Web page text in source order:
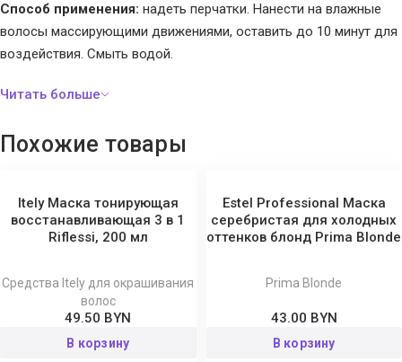
Способ применения: надеть перчатки. Нанести на влажные
волосы массирующими движениями, оставить до 10 минут для
воздействия. Смыть водой.
Похожие товары
Itely Маска тонирующая
восстанавливающая 3 в 1
Riflessi, 200 мл
Средства Itely для окрашивания
волос
49.50 BYN
В корзину
Estel Professional Маска
серебристая для холодных
оттенков блонд Prima Blonde
Prima Blonde
43.00 BYN
В корзину